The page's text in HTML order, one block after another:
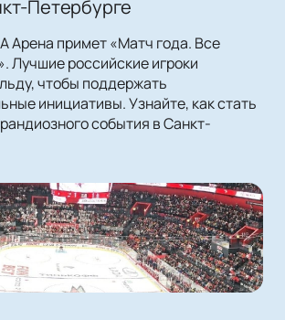
Петербурге
Арена примет «Матч года. Все
Лучшие российские игроки
чтобы поддержать
инициативы. Узнайте, как стать
события в Санкт-